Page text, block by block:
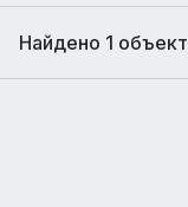
Найдено 1 объект